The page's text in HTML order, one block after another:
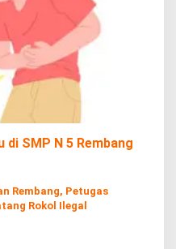
di SMP N 5 Rembang
Rembang, Petugas
Rokol Ilegal